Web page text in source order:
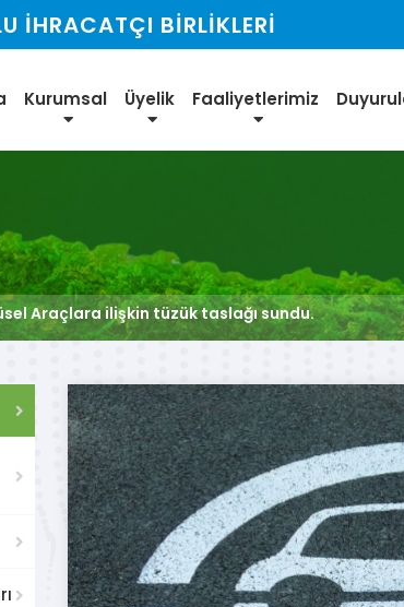
İHRACATÇI BİRLİKLERİ
Kurumsal Üyelik Faaliyetlerimiz
Araçlara ilişkin tüzük taslağı sundu.